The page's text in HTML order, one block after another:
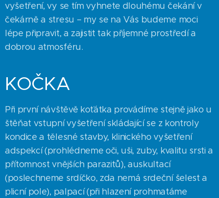
vyšetření, vy se tím vyhnete dlouhému čekání v
čekárně a stresu – my se na Vás budeme moci
lépe připravit, a zajistit tak příjemné prostředí a
dobrou atmosféru.
KOČKA
Při první návštěvě koťátka provádíme stejně jako u
štěňat vstupní vyšetření skládající se z kontroly
kondice a tělesné stavby, klinického vyšetření
adspekcí (prohlédneme oči, uši, zuby, kvalitu srsti a
přítomnost vnějších parazitů), auskultací
(poslechneme srdíčko, zda nemá srdeční šelest a
plicní pole), palpací (při hlazení prohmatáme